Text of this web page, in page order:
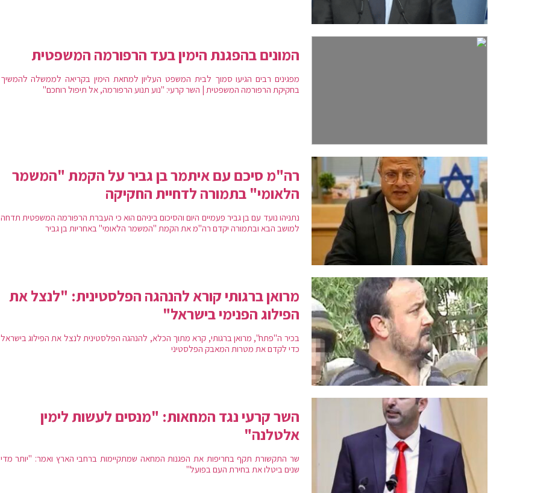
המונים בהפגנת הימין בעד הרפורמה המשפטית
מפגינים רבים הגיעו סמוך לבית המשפט העליון למחאת הימין בקריאה לממשלה להמשיך
בחקיקת הרפורמה המשפטית | השר קרעי: "נוע תנוע הרפורמה, אל תיפול רוחכם"
רה"מ סיכם עם איתמר בן גביר על הקמת "המשמר
הלאומי" בתמורה לדחיית החקיקה
נתניהו נועד עם בן גביר פעמיים היום והסיכום ביניהם הוא כי העברת הרפורמה המשפטית תדחה
למושב הבא ובתמורה יקדם רה"מ את הקמת "המשמר הלאומי" באחריות בן גביר
מרואן ברגותי קורא להנהגה הפלסטינית: "לנצל את
הפילוג הפנימי בישראל"
בכיר ה"פתח", מרואן ברגותי, קרא מתוך הכלא, להנהגה הפלסטינית לנצל את הפילוג בישראל
כדי לקדם את מטרות המאבק הפלסטיני
השר קרעי נגד המחאות: "מנסים לעשות לימין
אלטלנה"
שר התקשורת תקף בחריפות את הפגנות המחאה שמתקיימות ברחבי הארץ ואמר: "יותר מדי
שנים ביטלו את בחירת העם בפועל"